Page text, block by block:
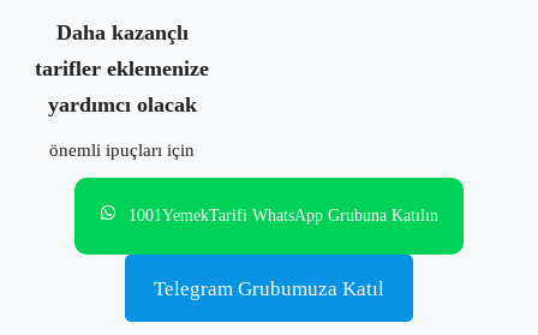
Daha kazançlı
tarifler eklemenize
yardımcı olacak
önemli ipuçları için
1001YemekTarifi WhatsApp Grubuna Katılın
Telegram Grubumuza Katıl